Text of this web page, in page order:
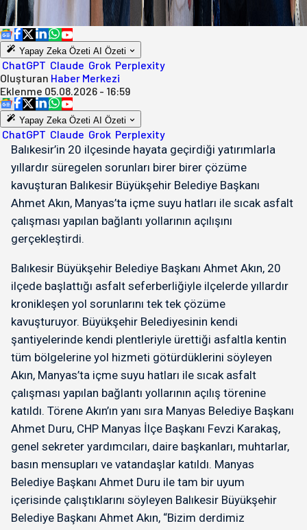
Yapay Zeka Özeti AI Özeti
ChatGPT Claude Grok Perplexity
Oluşturan Haber Merkezi
Eklenme 05.08.2026 - 16:59
Yapay Zeka Özeti AI Özeti
ChatGPT Claude Grok Perplexity
Balıkesir’in 20 ilçesinde hayata geçirdiği yatırımlarla
yıllardır süregelen sorunları birer birer çözüme
kavuşturan Balıkesir Büyükşehir Belediye Başkanı
Ahmet Akın, Manyas’ta içme suyu hatları ile sıcak asfalt
çalışması yapılan bağlantı yollarının açılışını
gerçekleştirdi.
Balıkesir Büyükşehir Belediye Başkanı Ahmet Akın, 20
ilçede başlattığı asfalt seferberliğiyle ilçelerde yıllardır
kronikleşen yol sorunlarını tek tek çözüme
kavuşturuyor. Büyükşehir Belediyesinin kendi
şantiyelerinde kendi plentleriyle ürettiği asfaltla kentin
tüm bölgelerine yol hizmeti götürdüklerini söyleyen
Akın, Manyas’ta içme suyu hatları ile sıcak asfalt
çalışması yapılan bağlantı yollarının açılış törenine
katıldı. Törene Akın’ın yanı sıra Manyas Belediye Başkanı
Ahmet Duru, CHP Manyas İlçe Başkanı Fevzi Karakaş,
genel sekreter yardımcıları, daire başkanları, muhtarlar,
basın mensupları ve vatandaşlar katıldı. Manyas
Belediye Başkanı Ahmet Duru ile tam bir uyum
içerisinde çalıştıklarını söyleyen Balıkesir Büyükşehir
Belediye Başkanı Ahmet Akın, “Bizim derdimiz